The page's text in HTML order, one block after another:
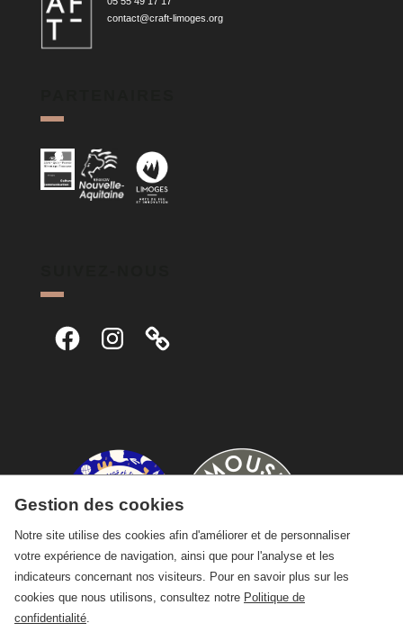
contact@craft-limoges.org
FacebookInstagram
Gestion des cookies
Notre site utilise des cookies afin d'améliorer et de personnaliser
votre expérience de navigation, ainsi que pour l'analyse et les
indicateurs concernant nos visiteurs. Pour en savoir plus sur les
cookies que nous utilisons, consultez notre Politique de
confidentialité